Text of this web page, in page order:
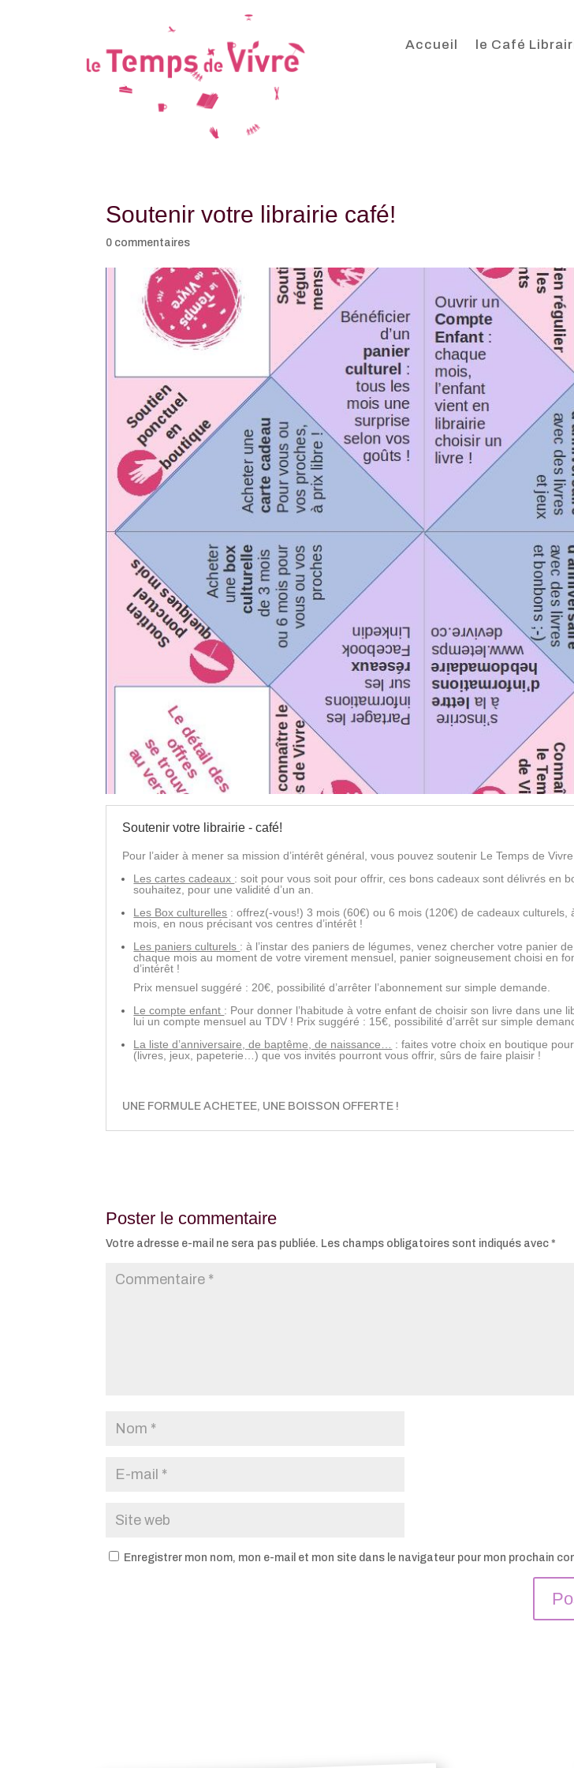
Accueil le Café
Soutenir votre librairie café!
0 commentaires
Soutenir votre librairie - café!
Pour l’aider à mener sa mission d’intérêt général, vous pouvez soutenir Le Temps de
Les cartes cadeaux : soit pour vous soit pour offrir, ces bons cadeaux sont délivrés en
souhaitez, pour une validité d’un an.
Les Box culturelles : offrez(-vous!) 3 mois (60€) ou 6 mois (120€) de cadeaux culturels,
mois, en nous précisant vos centres d’intérêt !
Les paniers culturels : à l’instar des paniers de légumes, venez chercher votre panier
chaque mois au moment de votre virement mensuel, panier soigneusement choisi en
d’intérêt !
Prix mensuel suggéré : 20€, possibilité d’arrêter l’abonnement sur simple demande.
Le compte enfant : Pour donner l’habitude à votre enfant de choisir son livre dans une
lui un compte mensuel au TDV ! Prix suggéré : 15€, possibilité d’arrêt sur simple
La liste d’anniversaire, de baptême, de naissance… : faites votre choix en boutique
(livres, jeux, papeterie…) que vos invités pourront vous offrir, sûrs de faire plaisir !
UNE FORMULE ACHETEE, UNE BOISSON OFFERTE !
Poster le commentaire
Votre adresse e-mail ne sera pas publiée. Les champs obligatoires sont indiqués avec*
Enregistrer mon nom, mon e-mail et mon site dans le navigateur pour mon prochain